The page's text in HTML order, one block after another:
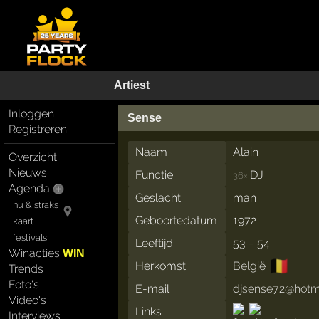
Artiest
Inloggen
Registreren
Overzicht
Nieuws
Agenda
nu & straks
kaart
festivals
WinactiesWIN
Trends
Foto's
Video's
Interviews
Sense
Naam
Alain
Functie
36× DJ
Geslacht
man
Geboortedatum
1972
Leeftijd
53 – 54
Herkomst
België 🇧🇪
E-mail
Links